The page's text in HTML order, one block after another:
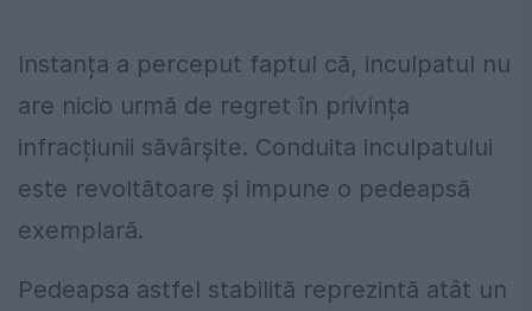
Instanța a perceput faptul că, inculpatul nu
are nicio urmă de regret în privința
infracțiunii săvârșite. Conduita inculpatului
este revoltătoare și impune o pedeapsă
exemplară.
Pedeapsa astfel stabilită reprezintă atât un